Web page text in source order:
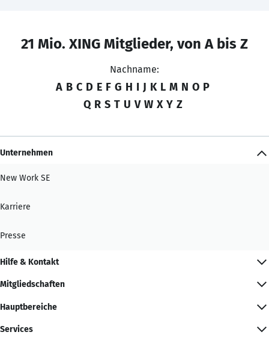
21 Mio. XING Mitglieder, von A bis Z
Nachname:
A B C D E F G H I J K L M N O P
Q R S T U V W X Y Z
Unternehmen
New Work SE
Karriere
Presse
Hilfe & Kontakt
Mitgliedschaften
Hauptbereiche
Services